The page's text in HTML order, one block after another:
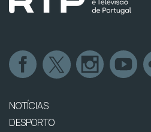
NOTÍCIAS
DESPORTO